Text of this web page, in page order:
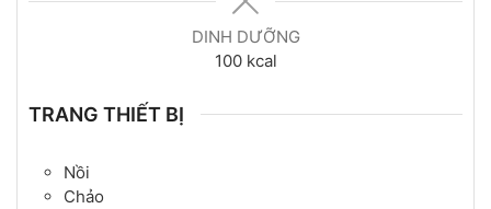
DINH DƯỠNG
100 kcal
TRANG THIẾT BỊ
Nồi
Chảo